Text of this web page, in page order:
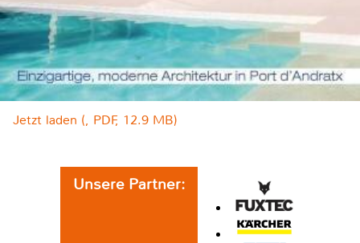
Jetzt laden (, PDF, 12.9 MB)
Unsere Partner: